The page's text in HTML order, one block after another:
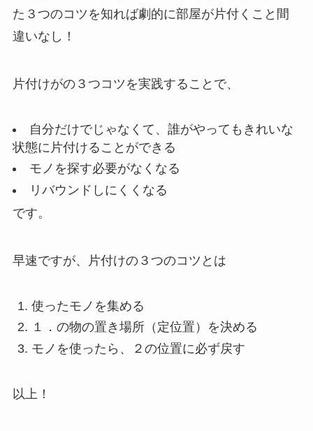
た３つのコツを知れば劇的に部屋が片付くこと間
違いなし！
片付けがの３つコツを実践することで、
自分だけでじゃなくて、誰がやってもきれいな
状態に片付けることができる
モノを探す必要がなくなる
リバウンドしにくくなる
です。
早速ですが、片付けの３つのコツとは
使ったモノを集める
１．の物の置き場所（定位置）を決める
モノを使ったら、２の位置に必ず戻す
以上！